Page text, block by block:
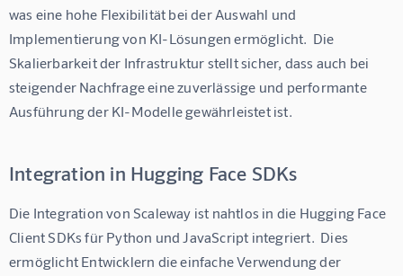
was eine hohe Flexibilität bei der Auswahl und
Implementierung von KI-Lösungen ermöglicht.  Die
Skalierbarkeit der Infrastruktur stellt sicher, dass auch bei
steigender Nachfrage eine zuverlässige und performante
Ausführung der KI-Modelle gewährleistet ist.
Integration in Hugging Face SDKs
Die Integration von Scaleway ist nahtlos in die Hugging Face
Client SDKs für Python und JavaScript integriert.  Dies
ermöglicht Entwicklern die einfache Verwendung der